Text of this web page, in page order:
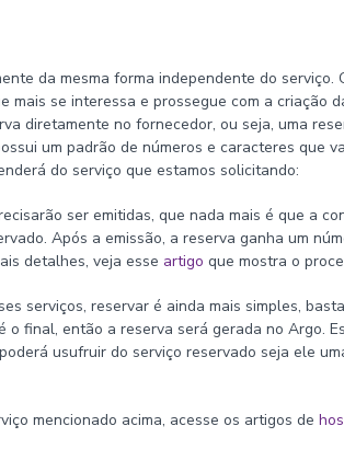
da mesma forma independente do
mais se interessa e prossegue com a criação
diretamente no fornecedor, ou seja, uma
um padrão de números e caracteres que
do serviço que estamos solicitando:
ser emitidas, que nada mais é que a
Após a emissão, a reserva ganha um
detalhes, veja esse artigo que mostra o
serviços, reservar é ainda mais simples,
o final, então a reserva será gerada no Argo.
usufruir do serviço reservado seja ele
mencionado acima, acesse os artigos de